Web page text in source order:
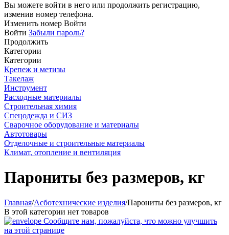
Вы можете войти в него или продолжить регистрацию,
изменив номер телефона.
Изменить номер Войти
Войти Забыли пароль?
Продолжить
Категории
Категории
Крепеж и метизы
Такелаж
Инструмент
Расходные материалы
Строительная химия
Спецодежда и СИЗ
Сварочное оборудование и материалы
Автотовары
Отделочные и строительные материалы
Климат, отопление и вентиляция
Парониты без размеров, кг
Главная/Асботехнические изделия/Парониты без размеров, кг
В этой категории нет товаров
Сообщите нам, пожалуйста, что можно улучшить
на этой странице